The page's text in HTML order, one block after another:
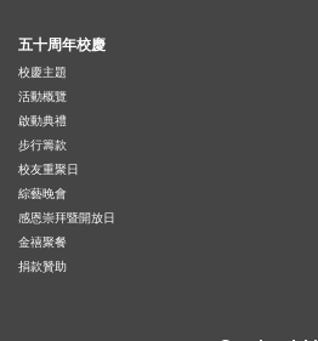
五十周年校慶
校慶主題
活動概覽
啟動典禮
步行籌款
校友重聚日
綜藝晚會
感恩崇拜暨開放日
金禧聚餐
捐款贊助